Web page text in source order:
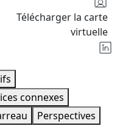
Télécharger la carte
virtuelle
connexes
Perspectives